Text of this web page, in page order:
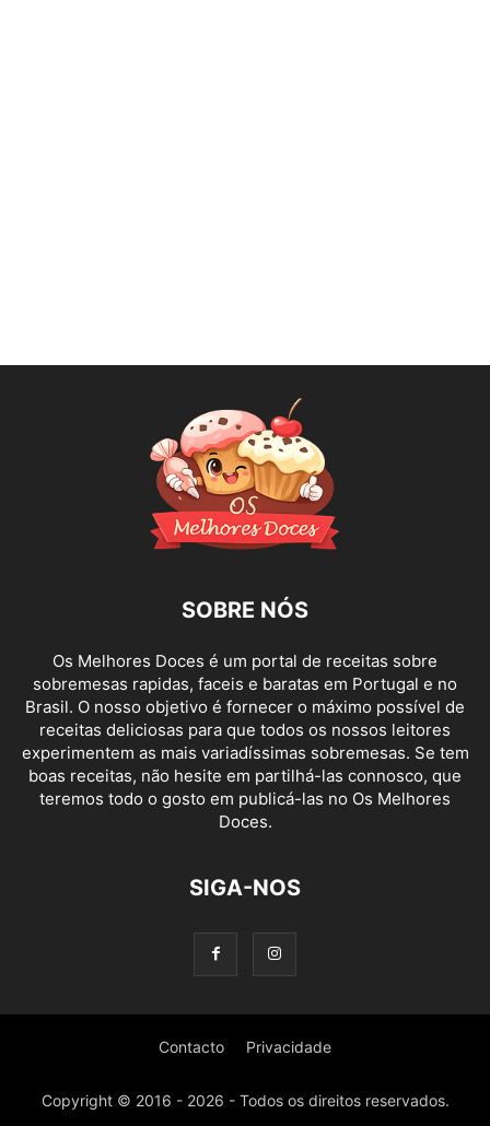
SOBRE NÓS
Os Melhores Doces é um portal de receitas sobre
sobremesas rapidas, faceis e baratas em Portugal e no
Brasil. O nosso objetivo é fornecer o máximo possível de
receitas deliciosas para que todos os nossos leitores
experimentem as mais variadíssimas sobremesas. Se tem
boas receitas, não hesite em partilhá-las connosco, que
teremos todo o gosto em publicá-las no Os Melhores
Doces.
SIGA-NOS
Contacto Privacidade
Copyright © 2016 - 2026 - Todos os direitos reservados.